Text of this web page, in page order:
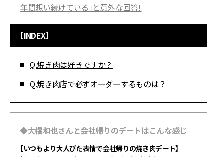
年間想い続けている」と意外な回答！
【INDEX】
Q.焼き肉は好きですか？
Q.焼き肉店で必ずオーダーするものは？
◆大橋和也さんと会社帰りのデートはこんな感じ
【いつもより大人びた表情で会社帰りの焼き肉デート】